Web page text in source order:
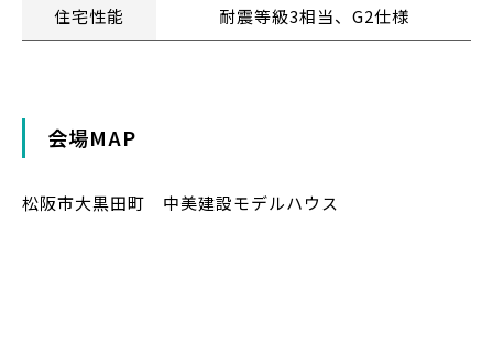
住宅性能 耐震等級3相当、G2仕様
会場MAP
松阪市大黒田町 中美建設モデルハウス